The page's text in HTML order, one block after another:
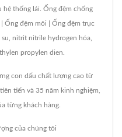
hệ thống lái. Ống đệm chống
Ống đệm môi | Ống đệm trục
nitrit nitrile hydrogen hóa,
propylen dien.
con dấu chất lượng cao từ
tiến và 35 năm kinh nghiệm,
từng khách hàng.
của chúng tôi